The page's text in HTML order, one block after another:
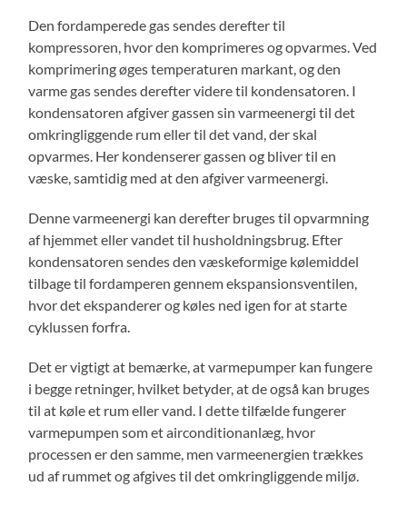
Den fordamperede gas sendes derefter til
kompressoren, hvor den komprimeres og opvarmes. Ved
komprimering øges temperaturen markant, og den
varme gas sendes derefter videre til kondensatoren. I
kondensatoren afgiver gassen sin varmeenergi til det
omkringliggende rum eller til det vand, der skal
opvarmes. Her kondenserer gassen og bliver til en
væske, samtidig med at den afgiver varmeenergi.
Denne varmeenergi kan derefter bruges til opvarmning
af hjemmet eller vandet til husholdningsbrug. Efter
kondensatoren sendes den væskeformige kølemiddel
tilbage til fordamperen gennem ekspansionsventilen,
hvor det ekspanderer og køles ned igen for at starte
cyklussen forfra.
Det er vigtigt at bemærke, at varmepumper kan fungere
i begge retninger, hvilket betyder, at de også kan bruges
til at køle et rum eller vand. I dette tilfælde fungerer
varmepumpen som et airconditionanlæg, hvor
processen er den samme, men varmeenergien trækkes
ud af rummet og afgives til det omkringliggende miljø.